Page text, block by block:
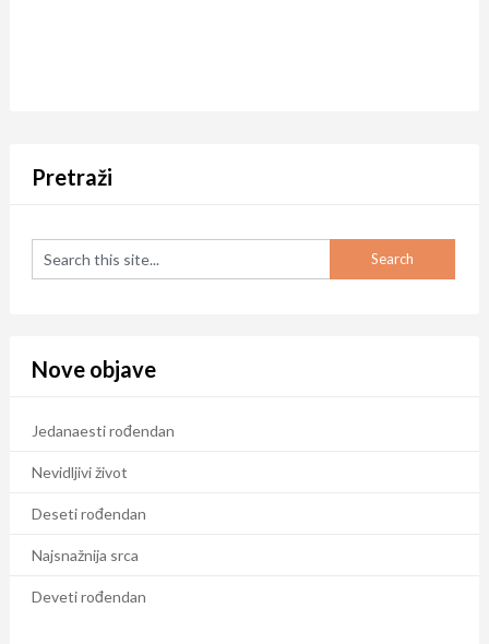
Pretraži
Nove objave
Jedanaesti rođendan
Nevidljivi život
Deseti rođendan
Najsnažnija srca
Deveti rođendan